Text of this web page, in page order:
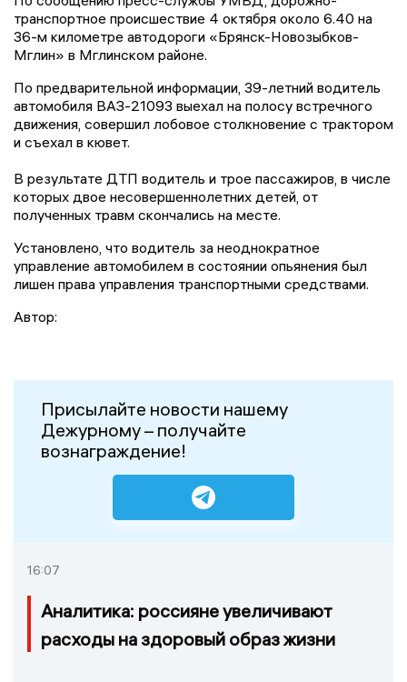
транспортное происшествие 4 октября около 6.40 на
36-м километре автодороги «Брянск-Новозыбков-
Мглин» в Мглинском районе.
По предварительной информации, 39-летний водитель
автомобиля ВАЗ-21093 выехал на полосу встречного
движения, совершил лобовое столкновение с трактором
и съехал в кювет.
В результате ДТП водитель и трое пассажиров, в числе
которых двое несовершеннолетних детей, от
полученных травм скончались на месте.
Установлено, что водитель за неоднократное
управление автомобилем в состоянии опьянения был
лишен права управления транспортными средствами.
Автор:
Присылайте новости нашему
Дежурному – получайте
вознаграждение!
16:07
Аналитика: россияне увеличивают
расходы на здоровый образ жизни